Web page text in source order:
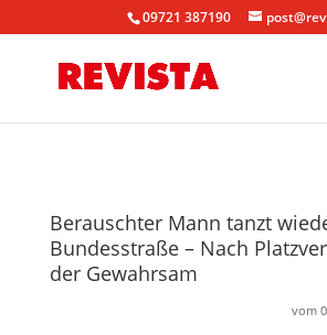
09721 387190
Berauschter Mann tanzt
Bundesstraße – Nach
der Gewahrsam
vom